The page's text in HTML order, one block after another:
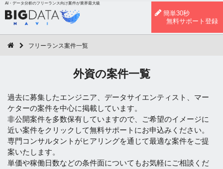
AI・データ分析のフリーランス向け案件が業界最大級
簡単30秒
無料サポート登録
フリーランス案件一覧
外資の案件一覧
過去に募集したエンジニア、データサイエンティスト、マー
ケターの案件を中心に掲載しています。
非公開案件を多数保有していますので、ご希望のイメージに
近い案件をクリックして無料サポートにお申込みください。
専門コンサルタントがヒアリングを通じて最適な案件をご提
案いたします。
単価や稼働日数などの条件面についてもお気軽にご相談くだ